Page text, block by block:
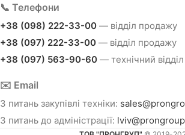
📞 Телефони
+38 (098) 222-33-00 — відділ продажу
+38 (097) 222-33-00 — відділ продажу
+38 (097) 563-90-60 — технічний відділ
✉️ Email
З питань закупівлі техніки:
З питань до адміністрації: